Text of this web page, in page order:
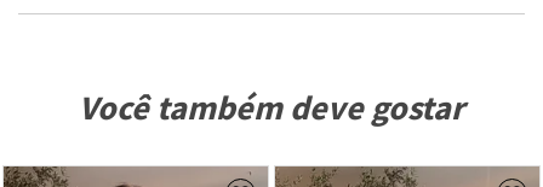
Você também deve gostar